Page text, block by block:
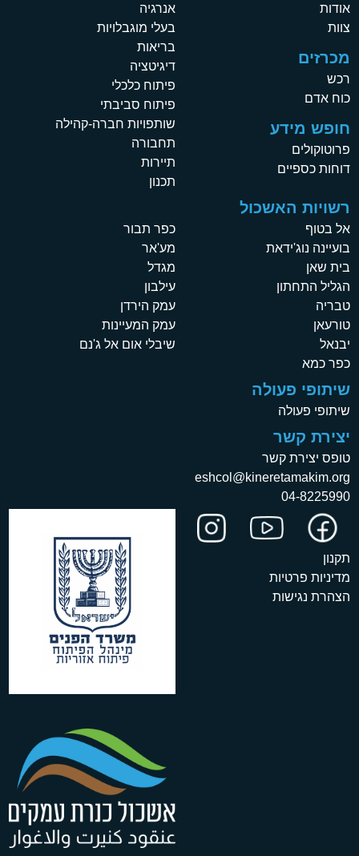
אודות
צוות
מכרזים
רכש
כוח אדם
חופש מידע
פרוטוקולים
דוחות כספיים
אנרגיה
בעלי מוגבלויות
בריאות
דיגיטציה
פיתוח כלכלי
פיתוח סביבתי
שותפויות חברה-קהילה
תחבורה
תיירות
תכנון
רשויות האשכול
אל בטוף
בועיינה נוג'ידאת
בית שאן
הגליל התחתון
טבריה
טורעאן
יבנאל
כפר כמא
שיתופי פעולה
שיתופי פעולה
כפר תבור
מע'אר
מגדל
עילבון
עמק הירדן
עמק המעיינות
שיבלי אום אל ג'נם
יצירת קשר
טופס יצירת קשר
eshcol@kineretamakim.org
04-8225990
תקנון
מדיניות פרטיות
הצהרת נגישות